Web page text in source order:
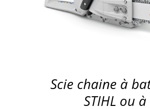
Scie chaine à
STIHL ou